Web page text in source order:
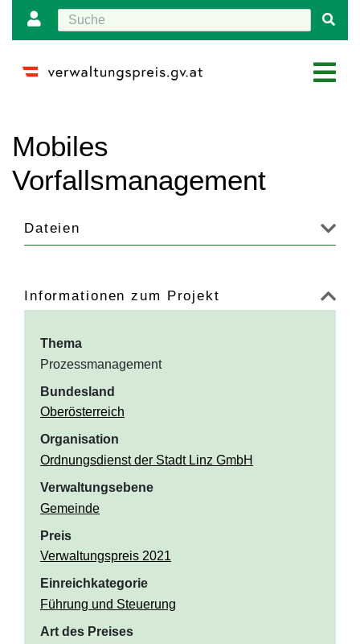
Mobiles
Vorfallsmanagement
Dateien
Informationen zum Projekt
Thema
Prozessmanagement
Bundesland
Oberösterreich
Organisation
Ordnungsdienst der Stadt Linz GmbH
Verwaltungsebene
Gemeinde
Preis
Verwaltungspreis 2021
Einreichkategorie
Führung und Steuerung
Art des Preises